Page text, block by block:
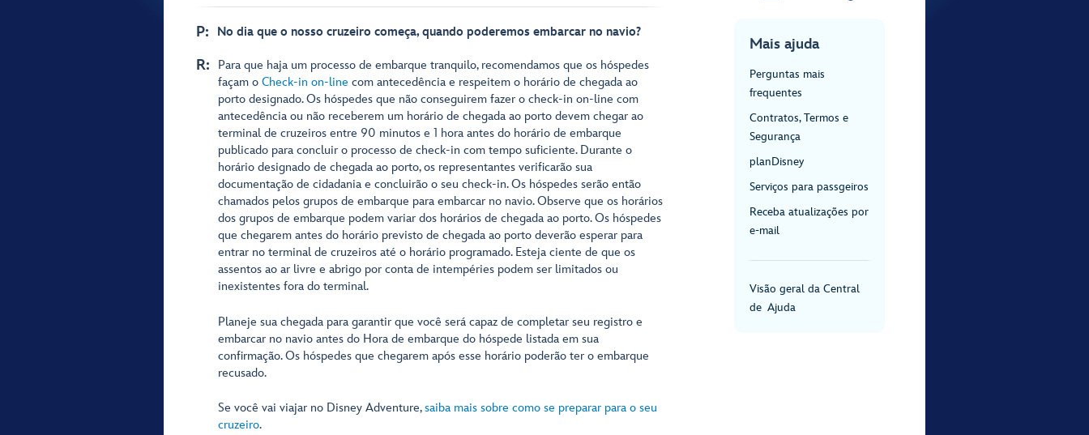
P: No dia que o nosso cruzeiro começa, quando poderemos embarcar no navio?
R:
Para que haja um processo de embarque tranquilo, recomendamos que os hóspedes
façam o Check-in on-line com antecedência e respeitem o horário de chegada ao
porto designado. Os hóspedes que não conseguirem fazer o check-in on-line com
antecedência ou não receberem um horário de chegada ao porto devem chegar ao
terminal de cruzeiros entre 90 minutos e 1 hora antes do horário de embarque
publicado para concluir o processo de check-in com tempo suficiente. Durante o
horário designado de chegada ao porto, os representantes verificarão sua
documentação de cidadania e concluirão o seu check-in. Os hóspedes serão então
chamados pelos grupos de embarque para embarcar no navio. Observe que os horários
dos grupos de embarque podem variar dos horários de chegada ao porto. Os hóspedes
que chegarem antes do horário previsto de chegada ao porto deverão esperar para
entrar no terminal de cruzeiros até o horário programado. Esteja ciente de que os
assentos ao ar livre e abrigo por conta de intempéries podem ser limitados ou
inexistentes fora do terminal.
Planeje sua chegada para garantir que você será capaz de completar seu registro e
embarcar no navio antes do Hora de embarque do hóspede listada em sua
confirmação. Os hóspedes que chegarem após esse horário poderão ter o embarque
recusado.
Se você vai viajar no Disney Adventure,saiba mais sobre como se preparar para o seu
cruzeiro.
Mais ajuda
Perguntas mais
frequentes
Contratos, Termos e
Segurança
planDisney
Serviços para passgeiros
Receba atualizações por
e-mail
Visão geral da Central
de Ajuda